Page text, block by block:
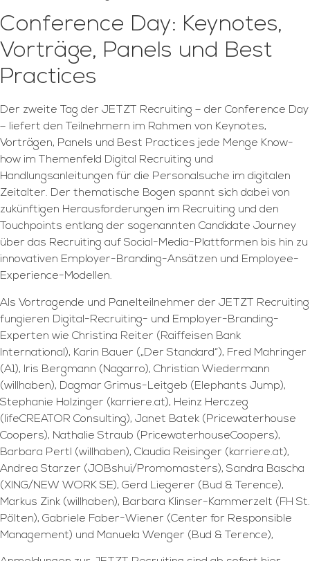
Conference Day: Keynotes,
Vorträge, Panels und Best
Practices
Der zweite Tag der JETZT Recruiting – der Conference Day
– liefert den Teilnehmern im Rahmen von Keynotes,
Vorträgen, Panels und Best Practices jede Menge Know-
how im Themenfeld Digital Recruiting und
Handlungsanleitungen für die Personalsuche im digitalen
Zeitalter. Der thematische Bogen spannt sich dabei von
zukünftigen Herausforderungen im Recruiting und den
Touchpoints entlang der sogenannten Candidate Journey
über das Recruiting auf Social-Media-Plattformen bis hin zu
innovativen Employer-Branding-Ansätzen und Employee-
Experience-Modellen.
Als Vortragende und Panelteilnehmer der JETZT Recruiting
fungieren Digital-Recruiting- und Employer-Branding-
Experten wie Christina Reiter (Raiffeisen Bank
International), Karin Bauer („Der Standard“), Fred Mahringer
(A1), Iris Bergmann (Nagarro), Christian Wiedermann
(willhaben), Dagmar Grimus-Leitgeb (Elephants Jump),
Stephanie Holzinger (karriere.at), Heinz Herczeg
(lifeCREATOR Consulting), Janet Batek (Pricewaterhouse
Coopers), Nathalie Straub (PricewaterhouseCoopers),
Barbara Pertl (willhaben), Claudia Reisinger (karriere.at),
Andrea Starzer (JOBshui/Promomasters), Sandra Bascha
(XING/NEW WORK SE), Gerd Liegerer (Bud & Terence),
Markus Zink (willhaben), Barbara Klinser-Kammerzelt (FH St.
Pölten), Gabriele Faber-Wiener (Center for Responsible
Management) und Manuela Wenger (Bud & Terence),